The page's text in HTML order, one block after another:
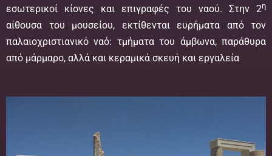
εσωτερικοί κίονες και επιγραφές του ναού. Στην 2η
αίθουσα του μουσείου, εκτίθενται ευρήματα από τον
παλαιοχριστιανικό ναό: τμήματα του άμβωνα, παράθυρα
από μάρμαρο, αλλά και κεραμικά σκευή και εργαλεία